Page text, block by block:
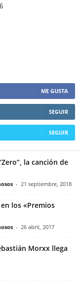
ME GUSTA
SEGUIR
SEGUIR
la canción de
- 21 septiembre, 2018
los «Premios
- 26 abril, 2017
Morxx llega